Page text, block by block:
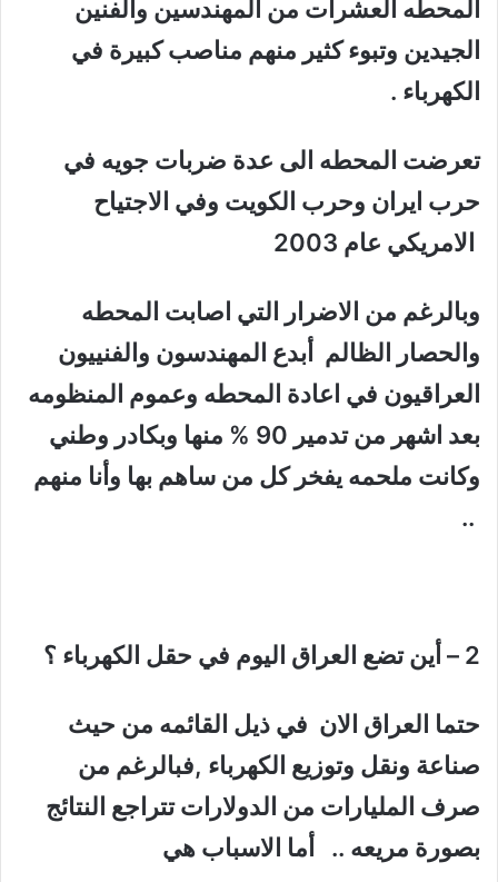
المحطه العشرات من المهندسين والفنين
الجيدين وتبوء كثير منهم مناصب كبيرة في
الكهرباء .
تعرضت المحطه الى عدة ضربات جويه في
حرب ايران وحرب الكويت وفي الاجتياح
الامريكي عام 2003
وبالرغم من الاضرار التي اصابت المحطه
والحصار الظالم أبدع المهندسون والفنييون
العراقيون في اعادة المحطه وعموم المنظومه
بعد اشهر من تدمير 90 % منها وبكادر وطني
وكانت ملحمه يفخر كل من ساهم بها وأنا منهم
..
2 – أين تضع العراق اليوم في حقل الكهرباء ؟
حتما العراق الان في ذيل القائمه من حيث
صناعة ونقل وتوزيع الكهرباء ,فبالرغم من
صرف المليارات من الدولارات تتراجع النتائج
بصورة مريعه .. أما الاسباب هي